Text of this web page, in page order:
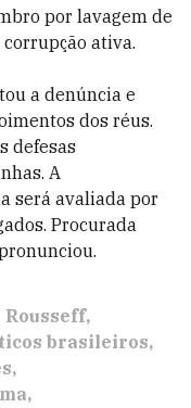
por lavagem de
ativa.
a denúncia e
dos réus.
defesas
A
será avaliada por
Procurada
Rousseff
brasileiros